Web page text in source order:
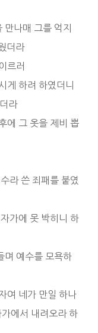
나매 그를 억지
더라
르러
게 하려 하였더니
라
에 그 옷을 제비 뽑
라 쓴 죄패를 붙였
가에 못 박히니 하
며 예수를 모욕하
여 네가 만일 하나
에서 내려오라 하